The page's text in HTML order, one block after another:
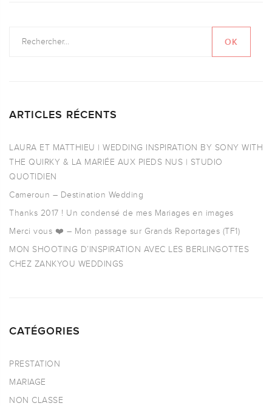
ARTICLES RÉCENTS
LAURA ET MATTHIEU | WEDDING INSPIRATION BY SONY WITH
THE QUIRKY & LA MARIÉE AUX PIEDS NUS | STUDIO
QUOTIDIEN
Cameroun – Destination Wedding
Thanks 2017 ! Un condensé de mes Mariages en images
Merci vous ❤️ – Mon passage sur Grands Reportages (TF1)
MON SHOOTING D’INSPIRATION AVEC LES BERLINGOTTES
CHEZ ZANKYOU WEDDINGS
CATÉGORIES
PRESTATION
MARIAGE
NON CLASSE